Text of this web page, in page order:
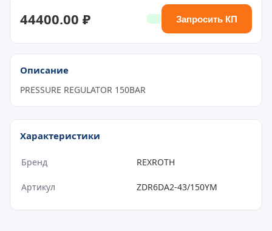
44400.00 ₽ Запросить КП
Описание
PRESSURE REGULATOR 150BAR
Характеристики
Бренд REXROTH
Артикул ZDR6DA2-43/150YM